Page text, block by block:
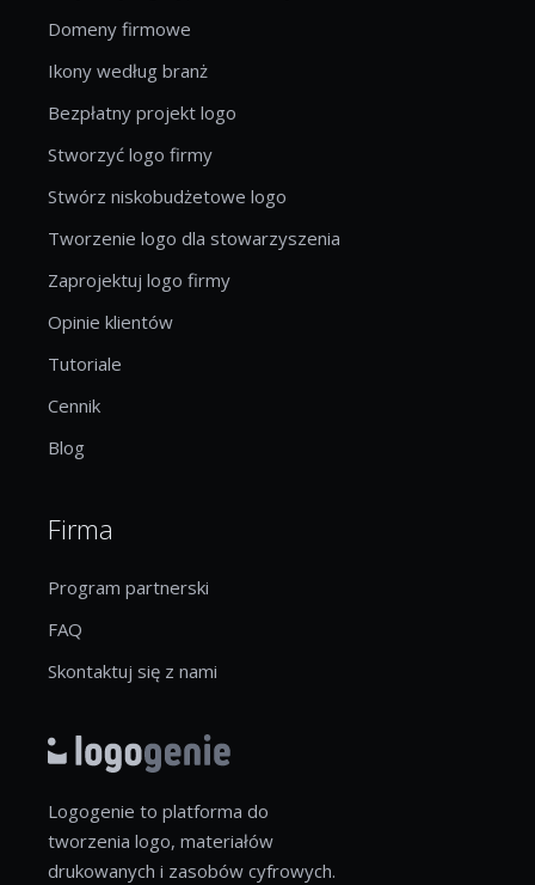
Domeny firmowe
Ikony według branż
Bezpłatny projekt logo
Stworzyć logo firmy
Stwórz niskobudżetowe logo
Tworzenie logo dla stowarzyszenia
Zaprojektuj logo firmy
Opinie klientów
Tutoriale
Cennik
Blog
Firma
Program partnerski
FAQ
Skontaktuj się z nami
Logogenie to platforma do
tworzenia logo, materiałów
drukowanych i zasobów cyfrowych.